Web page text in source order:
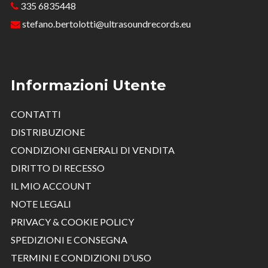
335 6835448
stefano.bertolotti@ultrasoundrecords.eu
Informazioni Utente
CONTATTI
DISTRIBUZIONE
CONDIZIONI GENERALI DI VENDITA
DIRITTO DI RECESSO
IL MIO ACCOUNT
NOTE LEGALI
PRIVACY & COOKIE POLICY
SPEDIZIONI E CONSEGNA
TERMINI E CONDIZIONI D’USO